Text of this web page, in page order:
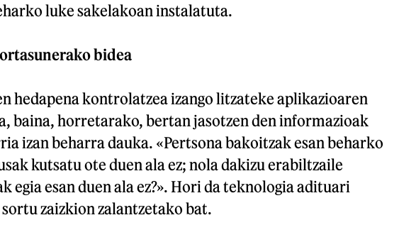
luke sakelakoan instalatuta.
bidea
hedapena kontrolatzea izango litzateke aplikazioaren
baina, horretarako, bertan jasotzen den informazioak
izan beharra dauka. «Pertsona bakoitzak esan beharko
kutsatu ote duen ala ez; nola dakizu erabiltzaile
egia esan duen ala ez?». Hori da teknologia adituari
zaizkion zalantzetako bat.